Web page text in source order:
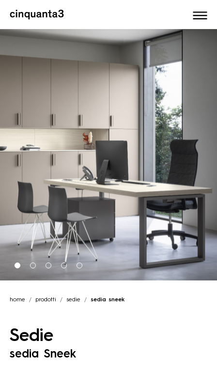
Cinquanta3
home prodotti sedie sedia sneek
Sedie
sedia Sneek